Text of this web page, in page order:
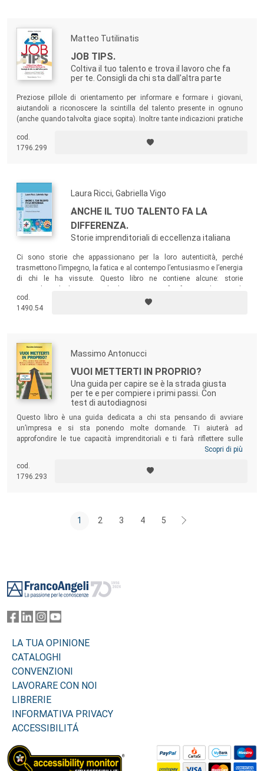
Matteo Tutilinatis
JOB TIPS.
Coltiva il tuo talento e trova il lavoro che fa
per te. Consigli da chi sta dall'altra parte
Preziose pillole di orientamento per informare e formare i giovani,
aiutandoli a riconoscere la scintilla del talento presente in ognuno
(anche quando talvolta giace sopita). Inoltre tante indicazioni pratiche
il lavoro.
cod.
1796.299
Laura Ricci, Gabriella Vigo
ANCHE IL TUO TALENTO FA LA
DIFFERENZA.
Storie imprenditoriali di eccellenza italiana
Ci sono storie che appassionano per la loro autenticità, perché
trasmettono l’impegno, la fatica e al contempo l’entusiasmo e l’energia
di chi le ha vissute. Questo libro ne contiene alcune: storie
incontrati nel corso della vita professionale, pur di realizzare il proprio
sogno.
cod.
1490.54
Massimo Antonucci
VUOI METTERTI IN PROPRIO?
Una guida per capire se è la strada giusta
per te e per compiere i primi passi. Con
test di autodiagnosi
Questo libro è una guida dedicata a chi sta pensando di avviare
un’impresa e si sta ponendo molte domande. Ti aiuterà ad
approfondire le tue capacità imprenditoriali e ti farà riflettere sulle
dimensioni della tua personalità che dovrai maggiormente allenare.
sono i primi passi da fare? quali competenze sono richieste? quale
percorso seguire per concretizzare il progetto di impresa?
Scopri di più
cod.
1796.293
1 2 3 4 5
LA TUA OPINIONE
CATALOGHI
CONVENZIONI
LAVORARE CON NOI
LIBRERIE
INFORMATIVA PRIVACY
ACCESSIBILITÁ